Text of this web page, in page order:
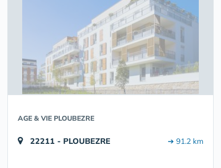
AGE & VIE PLOUBEZRE
22211 - PLOUBEZRE ➔ 91.2 km